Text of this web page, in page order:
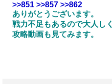
>>851 >>857 >>862
ありがとうございます。
戦力不足もあるので大人し
攻略動画も見てみます。